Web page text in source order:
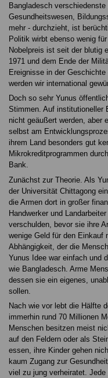
Bangladesch
Gesundheitswesen,
mehr - durchzieht, ist
Politik wirbt ebenso wenig
Nobelpreis ist seit der blutig
1971 und dem Ende der
Ereignisse in der
werden wir international
Doch so sehr Yunus
Stimmen. Auf institutioneller
nicht geäußert werden, aber
selbst am
ihrem Land besonders gut
Mikrokreditprogrammen
Bank.
Zunächst zur Theorie. Als
der Universität Chittagong
die Armen dort in großer
Handwerker und
verschulden, bevor sie ihre
wenige Geld für den Einkauf
Abhängigkeit, der die
Yunus Idee war einfach und
wie Bangladesch. Arme
dessen sie ein eigenes,
sollen.
Nach wie vor lebt die Hälfte
immerhin rund 70 Millionen
Menschen besitzen meist
auf den Feldern oder als
essen, ihre Kinder gehen
kaum Zugang zur
viel zu jung verheiratet.